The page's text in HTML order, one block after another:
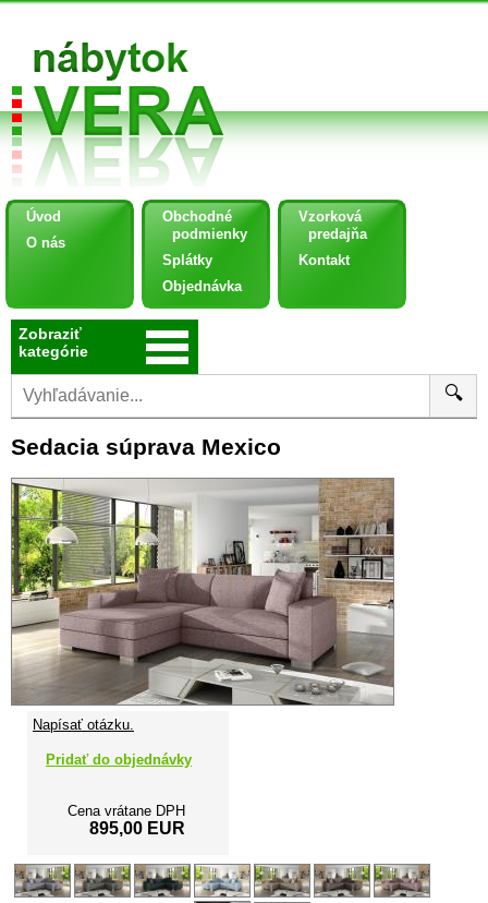
Úvod
O nás
Obchodné
podmienky
Splátky
Objednávka
Vzorková
predajňa
Kontakt
Zobraziť
kategórie
🔍
Sedacia súprava Mexico
Napísať otázku.
Pridať do objednávky
Cena vrátane DPH
895,00 EUR